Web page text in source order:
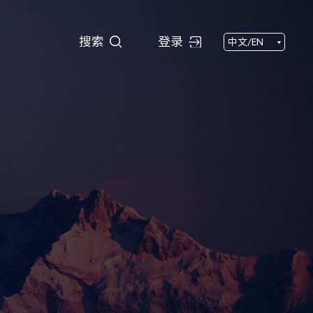
搜索
搜索 登录 中文/EN